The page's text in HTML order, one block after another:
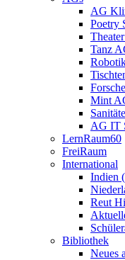
AG
Poetry
Tanz
Mint
AG IT
LernRaum60
FreiRaum
International
Indien
Reut
Bibliothek
Neues